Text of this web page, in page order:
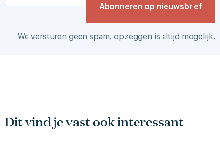
We versturen geen spam, opzeggen is altijd mogelijk.
Dit vind je vast ook interessant